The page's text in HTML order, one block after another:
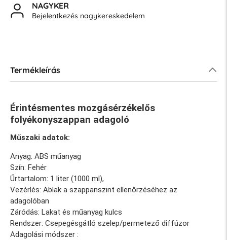
NAGYKER
Bejelentkezés nagykereskedelem
Termékleírás
Érintésmentes mozgásérzékelős
folyékonyszappan adagoló
Műszaki adatok:
Anyag: ABS műanyag
Szín: Fehér
Űrtartalom: 1 liter (1000 ml),
Vezérlés: Ablak a szappanszint ellenőrzéséhez az
adagolóban
Záródás: Lakat és műanyag kulcs
Rendszer: Csepegésgátló szelep/permetező diffúzor
Adagolási módszer :